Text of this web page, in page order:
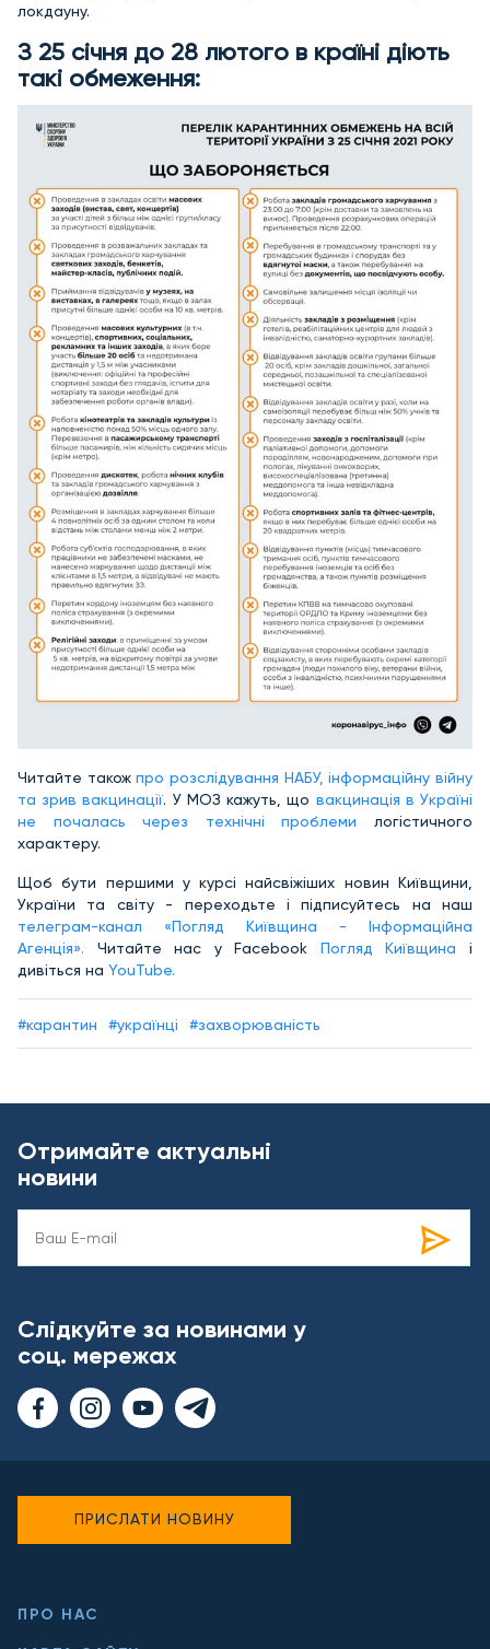
локдауну.
З 25 січня до 28 лютого в країні діють
такі обмеження:
Читайте такожпро розслідування НАБУ, інформаційну війну
та зрив вакцинації. У МОЗ кажуть, що вакцинація в Україні
не почалась через технічні проблеми логістичного
характеру.
Щоб бути першими у курсі найсвіжіших новин Київщини,
України та світу - переходьте і підписуйтесь на наш
телеграм-канал «Погляд Київщина - Інформаційна
Агенція». Читайте нас у Facebook Погляд Київщинаі
дивіться на YouTube.
#карантин #українці #захворюваність
Отримайте актуальні
новини
Слідкуйте за новинами у
соц. мережах
ПРО НАС
ПРИСЛАТИ НОВИНУ